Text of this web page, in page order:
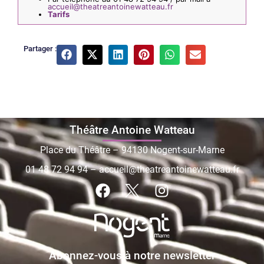
accueil@theatreantoinewatteau.fr
Tarifs
Partager :
Théâtre Antoine Watteau
Place du Théâtre – 94130 Nogent-sur-Marne
01 48 72 94 94–accueil@theatreantoinewatteau.fr
Abonnez-vous à notre newsletter